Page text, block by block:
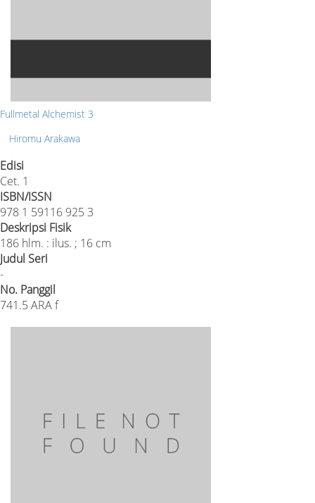
Fullmetal Alchemist 3
Hiromu Arakawa
Edisi
Cet. 1
ISBN/ISSN
978 1 59116 925 3
Deskripsi Fisik
186 hlm. : ilus. ; 16 cm
Judul Seri
-
No. Panggil
741.5 ARA f